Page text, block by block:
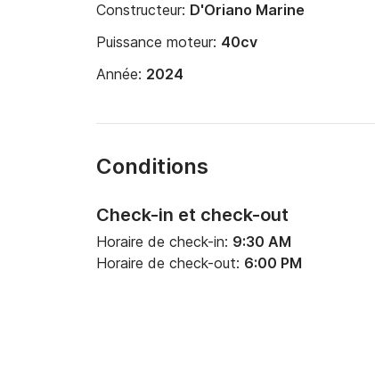
Constructeur: D'Oriano Marine
Puissance moteur: 40cv
Année: 2024
Conditions
Check-in et check-out
Horaire de check-in: 9:30 AM
Horaire de check-out: 6:00 PM